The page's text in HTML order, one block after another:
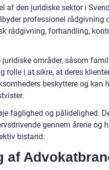
af den juridiske sektor i
professionel rådgivning
rådgivning, forhandling,
områder, såsom
rolle i at sikre, at deres
beskyttere og kan
faglighed og pålidelighed.
gennem årene og
bistand.
af